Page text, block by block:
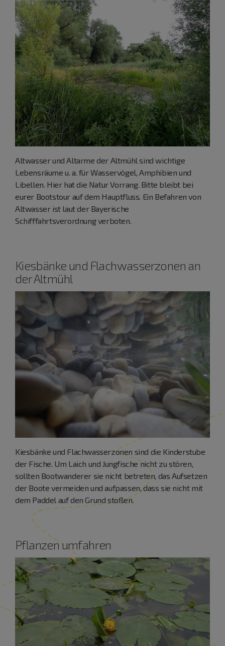
Altwasser und Altarme der Altmühl sind wichtige
Lebensräume u. a. für Wasservögel, Amphibien und
Libellen. Hier hat die Natur Vorrang. Bitte bleibt bei
eurer Bootstour auf dem Hauptfluss. Ein Befahren von
Altwasser ist laut der Bayerische
Schifffahrtsverordnung verboten.
Kiesbänke und Flachwasserzonen an
der Altmühl
Kiesbänke und Flachwasserzonen sind die Kinderstube
der Fische. Um Laich und Jungfische nicht zu stören,
sollten Bootwanderer sie nicht betreten, das Aufsetzen
der Boote vermeiden und aufpassen, dass sie nicht mit
dem Paddel auf den Grund stoßen.
Pflanzen umfahren